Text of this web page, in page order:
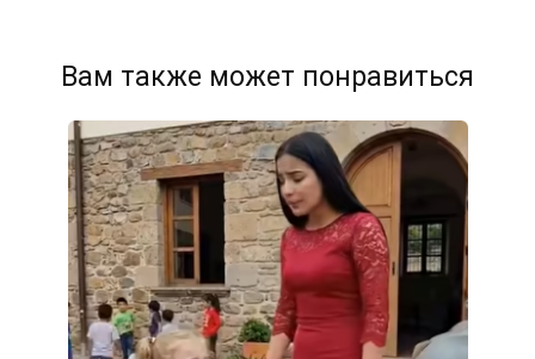
Вам также может понравиться